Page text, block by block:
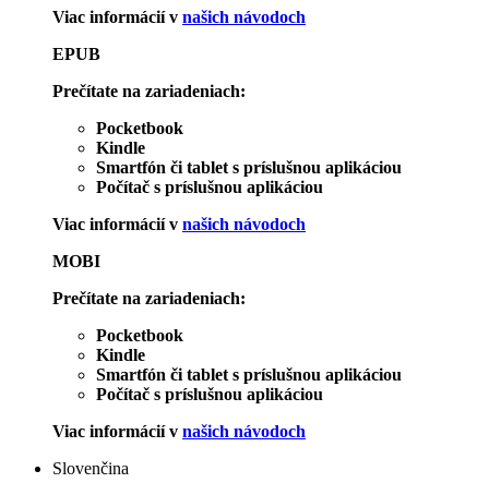
Viac informácií v našich návodoch
EPUB
Prečítate na zariadeniach:
Pocketbook
Kindle
Smartfón či tablet s príslušnou aplikáciou
Počítač s príslušnou aplikáciou
Viac informácií v našich návodoch
MOBI
Prečítate na zariadeniach:
Pocketbook
Kindle
Smartfón či tablet s príslušnou aplikáciou
Počítač s príslušnou aplikáciou
Viac informácií v našich návodoch
Slovenčina